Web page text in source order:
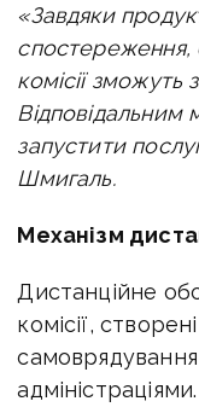
«Завдяки
спостереження,
комісії
Відповідальним
запустити
Шмигаль.
Механізм
Дистанційне
комісії,